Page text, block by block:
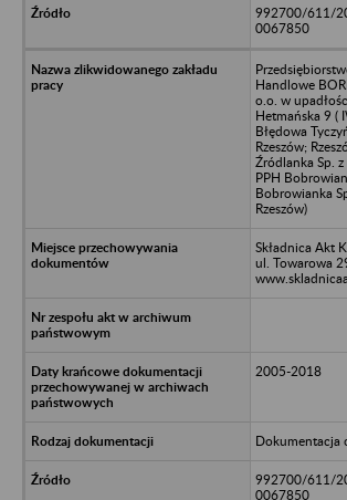
992700/611/
0067850
Handlowe
o.o. w
Hetmańska 9 (
Błędowa
Rzeszów;
Źródlanka Sp.
PPH
Bobrowianka
Rzeszów)
Składnica Akt
ul. Towarowa
2005-2018
Dokumentacja
992700/611/
0067850